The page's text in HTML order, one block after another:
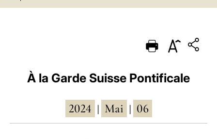
PORTUGUÊS
ESPAÑOL
À la Garde Suisse Pontificale
2024 Mai 06